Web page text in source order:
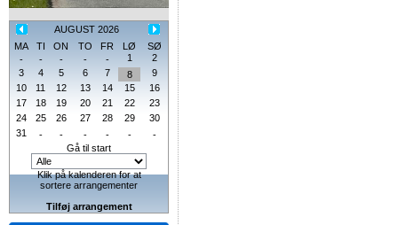
AUGUST 2026
MA
TI ON TO FR LØ
SØ
-
- - - - 1
2
3
4 5 6 7 8
9
10
11 12 13 14 15
16
17
18 19 20 21 22
23
24
25 26 27 28 29
30
31
- - - - -
-
Gå til start
Klik på kalenderen for at
sortere arrangementer
Tilføj arrangement